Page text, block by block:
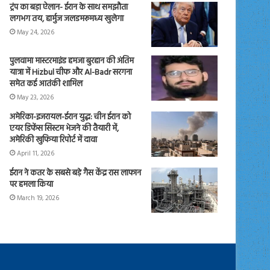
ट्रंप का बड़ा ऐलान- ईरान के साथ समझौता
लगभग तय, हार्मुज जलडमरूमध्य खुलेगा
May 24, 2026
पुलवामा मास्टरमाइंड हमजा बुरहान की अंतिम
यात्रा में Hizbul चीफ और Al-Badr सरगना
समेत कई आतंकी शामिल
May 23, 2026
अमेरिका-इजरायल-ईरान युद्ध: चीन ईरान को
एयर डिफेंस सिस्टम भेजने की तैयारी में,
अमेरिकी खुफिया रिपोर्ट में दावा
April 11, 2026
ईरान ने कतर के सबसे बड़े गैस केंद्र रास लाफान
पर हमला किया
March 19, 2026